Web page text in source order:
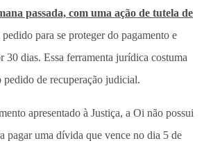
passada, com uma ação de tutela de
pedido para se proteger do pagamento e
30 dias. Essa ferramenta jurídica costuma
pedido de recuperação judicial.
apresentado à Justiça, a Oi não possui
pagar uma dívida que vence no dia 5 de